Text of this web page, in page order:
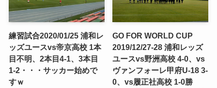
練習試合2020/01/25 浦和レ
ッズユースvs帝京高校 1本
目不明、2本目4-1、3本目
1-2・・・サッカー始めで
すｗ
GO FOR WORLD CUP
2019/12/27-28 浦和レッズ
ユースvs野洲高校 4-0、vs
ヴァンフォーレ甲府U-18 3-
0、vs履正社高校 1-0勝